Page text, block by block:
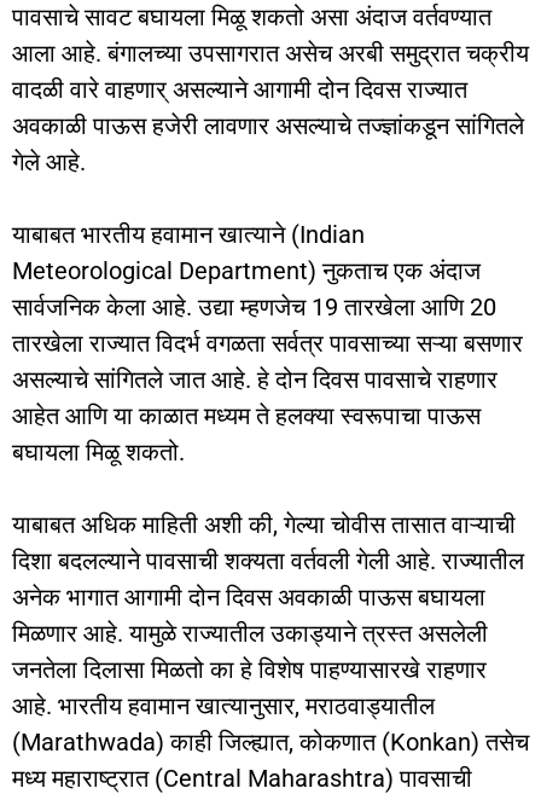
पावसाचे सावट बघायला मिळू शकतो असा अंदाज वर्तवण्यात
आला आहे. बंगालच्या उपसागरात असेच अरबी समुद्रात चक्रीय
वादळी वारे वाहणार् असल्याने आगामी दोन दिवस राज्यात
अवकाळी पाऊस हजेरी लावणार असल्याचे तज्ज्ञांकडून सांगितले
गेले आहे.
याबाबत भारतीय हवामान खात्याने (Indian
Meteorological Department) नुकताच एक अंदाज
सार्वजनिक केला आहे. उद्या म्हणजेच 19 तारखेला आणि 20
तारखेला राज्यात विदर्भ वगळता सर्वत्र पावसाच्या सऱ्या बसणार
असल्याचे सांगितले जात आहे. हे दोन दिवस पावसाचे राहणार
आहेत आणि या काळात मध्यम ते हलक्‍या स्वरूपाचा पाऊस
बघायला मिळू शकतो.
याबाबत अधिक माहिती अशी की, गेल्या चोवीस तासात वाऱ्याची
दिशा बदलल्याने पावसाची शक्यता वर्तवली गेली आहे. राज्यातील
अनेक भागात आगामी दोन दिवस अवकाळी पाऊस बघायला
मिळणार आहे. यामुळे राज्यातील उकाड्याने त्रस्त असलेली
जनतेला दिलासा मिळतो का हे विशेष पाहण्यासारखे राहणार
आहे. भारतीय हवामान खात्यानुसार, मराठवाड्यातील
(Marathwada) काही जिल्ह्यात, कोकणात (Konkan) तसेच
मध्य महाराष्ट्रात (Central Maharashtra) पावसाची